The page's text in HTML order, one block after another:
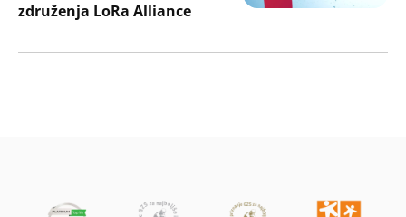
združenja LoRa Alliance